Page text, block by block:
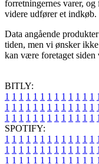
forretningernes varer,
videre udfører et indkøb.
Data angående
tiden, men vi ønsker
kan være foretaget siden
BITLY:
1 1 1 1 1 1 1 1 1 1 1 1 1 1
1 1 1 1 1 1 1 1 1 1 1 1 1 1
1 1 1 1 1 1 1 1 1 1 1 1 1 1
SPOTIFY:
1 1 1 1 1 1 1 1 1 1 1 1 1 1
1 1 1 1 1 1 1 1 1 1 1 1 1 1
1 1 1 1 1 1 1 1 1 1 1 1 1 1